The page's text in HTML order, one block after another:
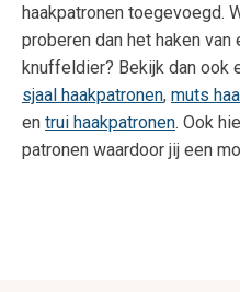
haakpatronen toegevoegd.
proberen dan het haken
knuffeldier? Bekijk dan ook
sjaal haakpatronen, muts
en trui haakpatronen. Ook
patronen waardoor jij een